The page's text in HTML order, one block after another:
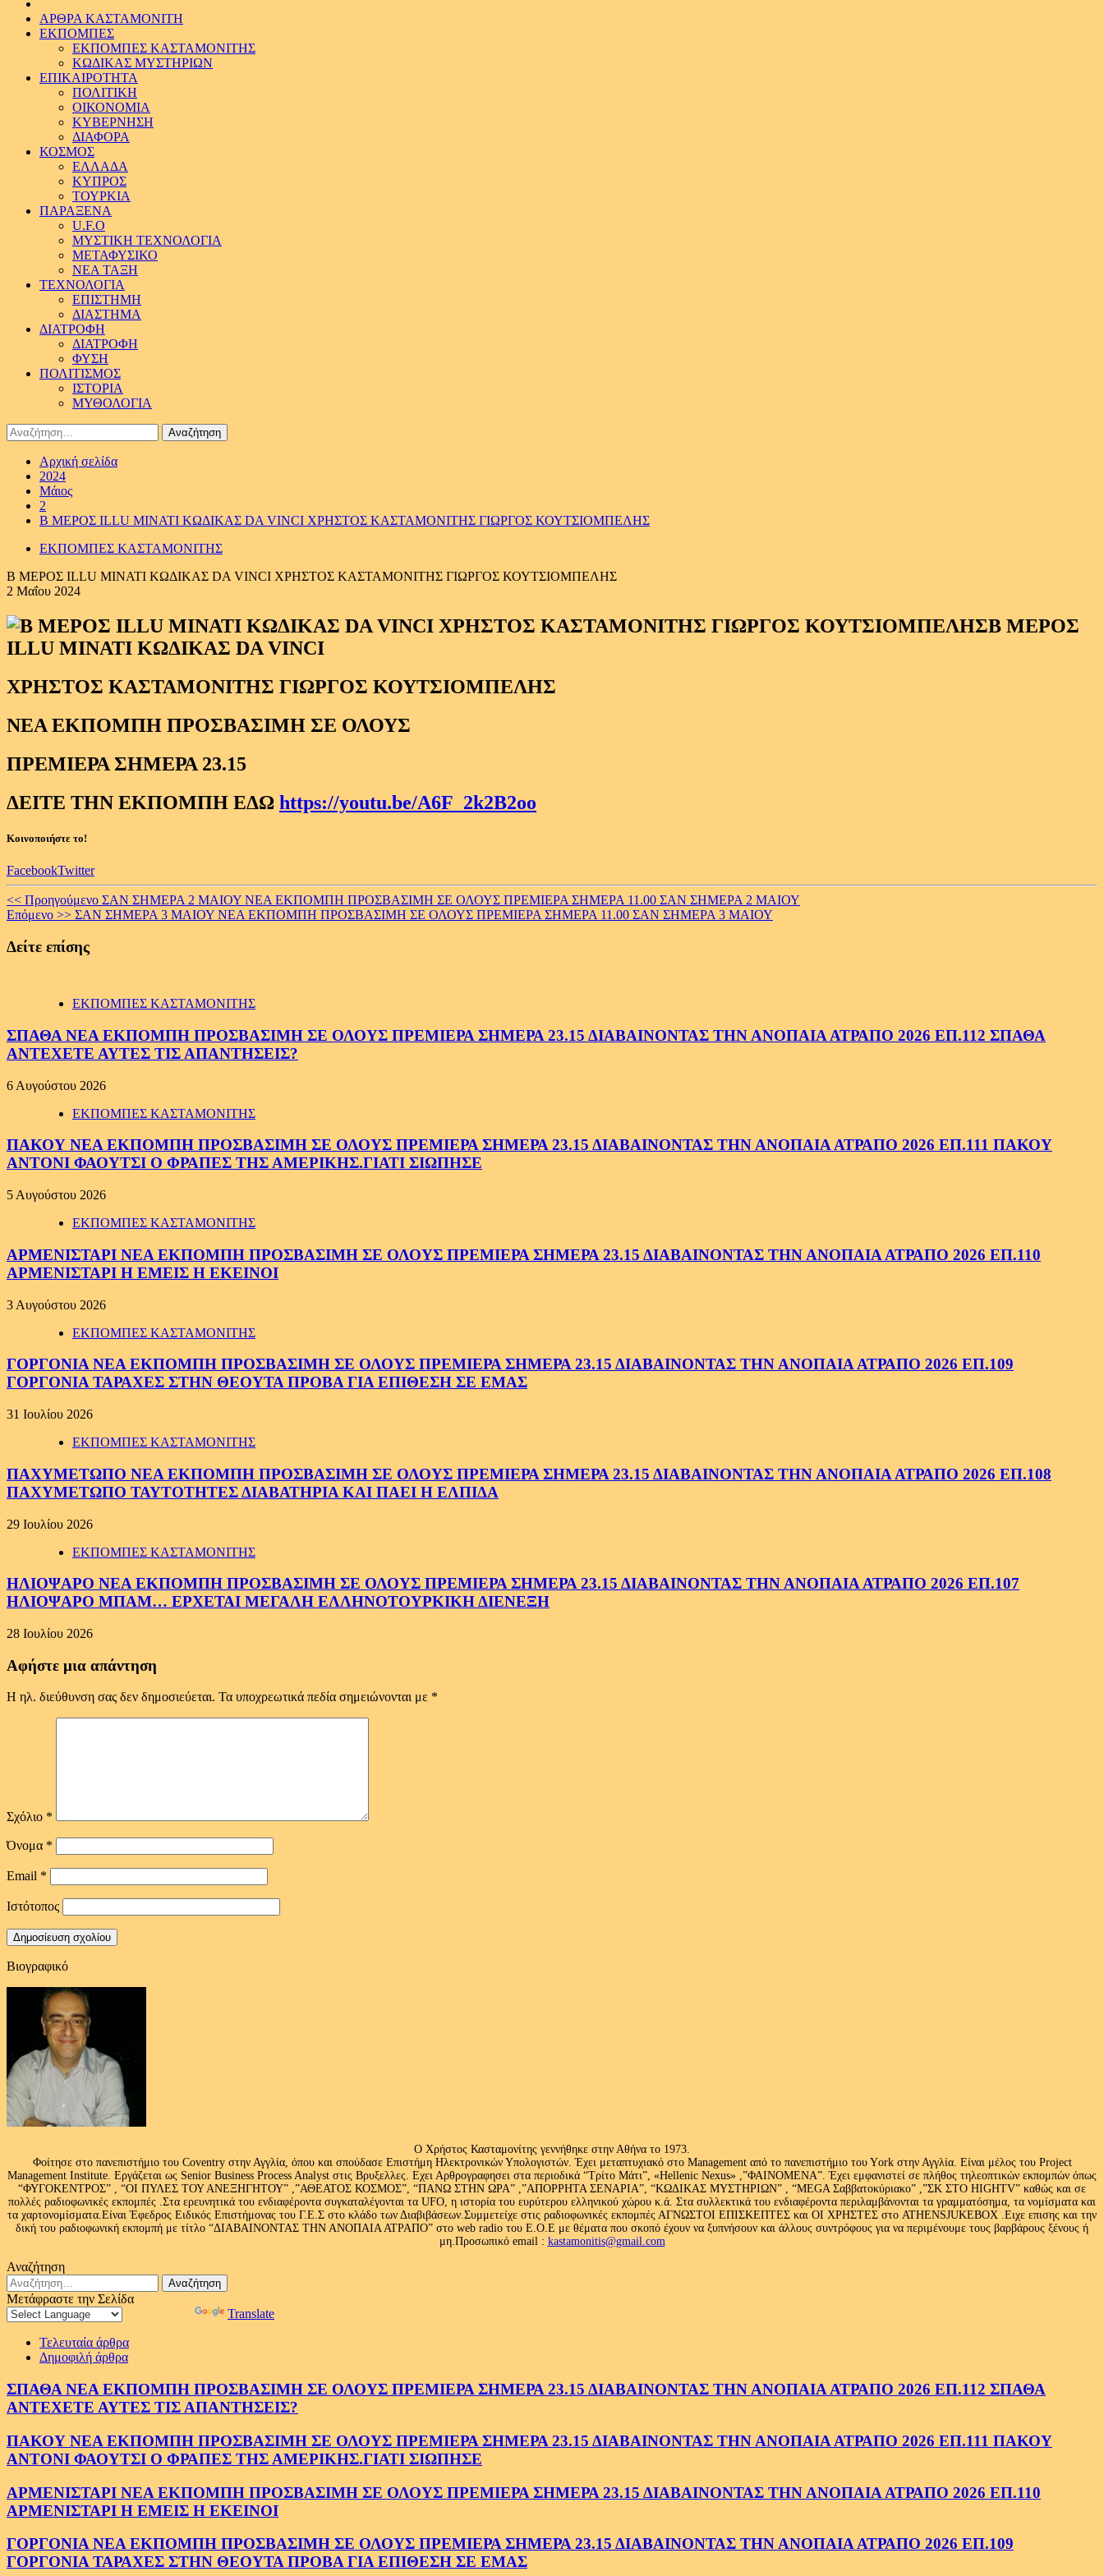
ΑΡΘΡΑ ΚΑΣΤΑΜΟΝΙΤΗ
ΕΚΠΟΜΠΕΣ
ΕΚΠΟΜΠΕΣ ΚΑΣΤΑΜΟΝΙΤΗΣ
ΚΩΔΙΚΑΣ ΜΥΣΤΗΡΙΩΝ
ΕΠΙΚΑΙΡΟΤΗΤΑ
ΠΟΛΙΤΙΚΗ
ΟΙΚΟΝΟΜΙΑ
ΚΥΒΕΡΝΗΣΗ
ΔΙΑΦΟΡΑ
ΚΟΣΜΟΣ
ΕΛΛΑΔΑ
ΚΥΠΡΟΣ
ΤΟΥΡΚΙΑ
ΠΑΡΑΞΕΝΑ
U.F.O
ΜΥΣΤΙΚΗ ΤΕΧΝΟΛΟΓΙΑ
ΜΕΤΑΦΥΣΙΚΟ
ΝΕΑ ΤΑΞΗ
ΤΕΧΝΟΛΟΓΙΑ
ΕΠΙΣΤΗΜΗ
ΔΙΑΣΤΗΜΑ
ΔΙΑΤΡΟΦΗ
ΔΙΑΤΡΟΦΗ
ΦΥΣΗ
ΠΟΛΙΤΙΣΜΟΣ
ΙΣΤΟΡΙΑ
ΜΥΘΟΛΟΓΙΑ
Αναζήτηση
για:
Αρχική σελίδα
2024
Μάιος
2
B ΜΕΡΟΣ ILLU MINATI KΩΔΙΚΑΣ DA VINCI ΧΡΗΣΤΟΣ ΚΑΣΤΑΜΟΝΙΤΗΣ ΓΙΩΡΓΟΣ ΚΟΥΤΣΙΟΜΠΕΛΗΣ
ΕΚΠΟΜΠΕΣ ΚΑΣΤΑΜΟΝΙΤΗΣ
B ΜΕΡΟΣ ILLU MINATI KΩΔΙΚΑΣ DA VINCI ΧΡΗΣΤΟΣ ΚΑΣΤΑΜΟΝΙΤΗΣ ΓΙΩΡΓΟΣ ΚΟΥΤΣΙΟΜΠΕΛΗΣ
2 Μαΐου 2024
Β ΜΕΡΟΣ
ILLU MINATI KΩΔΙΚΑΣ DA VINCI
ΧΡΗΣΤΟΣ ΚΑΣΤΑΜΟΝΙΤΗΣ ΓΙΩΡΓΟΣ ΚΟΥΤΣΙΟΜΠΕΛΗΣ
ΝΕΑ ΕΚΠΟΜΠΗ ΠΡΟΣΒΑΣΙΜΗ ΣΕ ΟΛΟΥΣ
ΠΡΕΜΙΕΡΑ ΣΗΜΕΡΑ 23.15
ΔΕΙΤΕ ΤΗΝ ΕΚΠΟΜΠΗ ΕΔΩ https://youtu.be/A6F_2k2B2oo
Κοινοποιήστε το!
FacebookTwitter
Continue
Reading
<< Προηγούμενο ΣΑΝ ΣΗΜΕΡΑ 2 ΜΑΙΟΥ ΝΕΑ ΕΚΠΟΜΠΗ ΠΡΟΣΒΑΣΙΜΗ ΣΕ ΟΛΟΥΣ ΠΡΕΜΙΕΡΑ ΣΗΜΕΡΑ 11.00 ΣΑΝ ΣΗΜΕΡΑ 2 ΜΑΙΟΥ
Επόμενο >> ΣΑΝ ΣΗΜΕΡΑ 3 ΜΑΙΟΥ ΝΕΑ ΕΚΠΟΜΠΗ ΠΡΟΣΒΑΣΙΜΗ ΣΕ ΟΛΟΥΣ ΠΡΕΜΙΕΡΑ ΣΗΜΕΡΑ 11.00 ΣΑΝ ΣΗΜΕΡΑ 3 ΜΑΙΟΥ
Δείτε επίσης
ΕΚΠΟΜΠΕΣ ΚΑΣΤΑΜΟΝΙΤΗΣ
ΣΠΑΘΑ ΝΕΑ ΕΚΠΟΜΠΗ ΠΡΟΣΒΑΣΙΜΗ ΣΕ ΟΛΟΥΣ ΠΡΕΜΙΕΡΑ ΣΗΜΕΡΑ 23.15 ΔΙΑΒΑΙΝΟΝΤΑΣ ΤΗΝ ΑΝΟΠΑΙΑ ΑΤΡΑΠΟ 2026 ΕΠ.112 ΣΠΑΘΑ
ΑΝΤΕΧΕΤΕ ΑΥΤΕΣ ΤΙΣ ΑΠΑΝΤΗΣΕΙΣ?
6 Αυγούστου 2026
ΕΚΠΟΜΠΕΣ ΚΑΣΤΑΜΟΝΙΤΗΣ
ΠΑΚΟΥ ΝΕΑ ΕΚΠΟΜΠΗ ΠΡΟΣΒΑΣΙΜΗ ΣΕ ΟΛΟΥΣ ΠΡΕΜΙΕΡΑ ΣΗΜΕΡΑ 23.15 ΔΙΑΒΑΙΝΟΝΤΑΣ ΤΗΝ ΑΝΟΠΑΙΑ ΑΤΡΑΠΟ 2026 ΕΠ.111 ΠΑΚΟΥ
ΑΝΤΟΝΙ ΦΑΟΥΤΣΙ Ο ΦΡΑΠΕΣ ΤΗΣ ΑΜΕΡΙΚΗΣ.ΓΙΑΤΙ ΣΙΩΠΗΣΕ
5 Αυγούστου 2026
ΕΚΠΟΜΠΕΣ ΚΑΣΤΑΜΟΝΙΤΗΣ
ΑΡΜΕΝΙΣΤΑΡΙ ΝΕΑ ΕΚΠΟΜΠΗ ΠΡΟΣΒΑΣΙΜΗ ΣΕ ΟΛΟΥΣ ΠΡΕΜΙΕΡΑ ΣΗΜΕΡΑ 23.15 ΔΙΑΒΑΙΝΟΝΤΑΣ ΤΗΝ ΑΝΟΠΑΙΑ ΑΤΡΑΠΟ 2026 ΕΠ.110
ΑΡΜΕΝΙΣΤΑΡΙ Η ΕΜΕΙΣ Η ΕΚΕΙΝΟΙ
3 Αυγούστου 2026
ΕΚΠΟΜΠΕΣ ΚΑΣΤΑΜΟΝΙΤΗΣ
ΓΟΡΓΟΝΙΑ ΝΕΑ ΕΚΠΟΜΠΗ ΠΡΟΣΒΑΣΙΜΗ ΣΕ ΟΛΟΥΣ ΠΡΕΜΙΕΡΑ ΣΗΜΕΡΑ 23.15 ΔΙΑΒΑΙΝΟΝΤΑΣ ΤΗΝ ΑΝΟΠΑΙΑ ΑΤΡΑΠΟ 2026 ΕΠ.109
ΓΟΡΓΟΝΙΑ ΤΑΡΑΧΕΣ ΣΤΗΝ ΘΕΟΥΤΑ ΠΡΟΒΑ ΓΙΑ ΕΠΙΘΕΣΗ ΣΕ ΕΜΑΣ
31 Ιουλίου 2026
ΕΚΠΟΜΠΕΣ ΚΑΣΤΑΜΟΝΙΤΗΣ
ΠΑΧΥΜΕΤΩΠΟ ΝΕΑ ΕΚΠΟΜΠΗ ΠΡΟΣΒΑΣΙΜΗ ΣΕ ΟΛΟΥΣ ΠΡΕΜΙΕΡΑ ΣΗΜΕΡΑ 23.15 ΔΙΑΒΑΙΝΟΝΤΑΣ ΤΗΝ ΑΝΟΠΑΙΑ ΑΤΡΑΠΟ 2026 ΕΠ.108
ΠΑΧΥΜΕΤΩΠΟ ΤΑΥΤΟΤΗΤΕΣ ΔΙΑΒΑΤΗΡΙΑ ΚΑΙ ΠΑΕΙ Η ΕΛΠΙΔΑ
29 Ιουλίου 2026
ΕΚΠΟΜΠΕΣ ΚΑΣΤΑΜΟΝΙΤΗΣ
ΗΛΙΟΨΑΡΟ ΝΕΑ ΕΚΠΟΜΠΗ ΠΡΟΣΒΑΣΙΜΗ ΣΕ ΟΛΟΥΣ ΠΡΕΜΙΕΡΑ ΣΗΜΕΡΑ 23.15 ΔΙΑΒΑΙΝΟΝΤΑΣ ΤΗΝ ΑΝΟΠΑΙΑ ΑΤΡΑΠΟ 2026 ΕΠ.107
ΗΛΙΟΨΑΡΟ ΜΠΑΜ… ΕΡΧΕΤΑΙ ΜΕΓΑΛΗ ΕΛΛΗΝΟΤΟΥΡΚΙΚΗ ΔΙΕΝΕΞΗ
28 Ιουλίου 2026
Αφήστε μια απάντηση
Η ηλ. διεύθυνση σας δεν δημοσιεύεται. Τα υποχρεωτικά πεδία σημειώνονται με *
Σχόλιο *
Όνομα *
Email *
Ιστότοπος
Βιογραφικό
Ο Χρήστος Κασταμονίτης γεννήθηκε στην Αθήνα το 1973.
Φοίτησε στο πανεπιστήμιο του Coventry στην Αγγλία, όπου και σπούδασε Επιστήμη Ηλεκτρονικών Υπολογιστών. Έχει μεταπτυχιακό στο Management από το πανεπιστήμιο του Υork στην Αγγλία. Είναι μέλος του Project
Management Institute. Εργάζεται ως Senior Business Process Analyst στις Βρυξελλες. Εχει Αρθρογραφησει στα περιοδικά “Τρίτο Μάτι”, «Hellenic Nexus» ,”ΦΑΙΝΟΜΕΝΑ”. Έχει εμφανιστεί σε πλήθος τηλεοπτικών εκπομπών όπως
“ΦΥΓΟΚΕΝΤΡΟΣ” , “ΟΙ ΠΥΛΕΣ ΤΟΥ ΑΝΕΞΗΓΗΤΟΥ” ,”ΑΘΕΑΤΟΣ ΚΟΣΜΟΣ”, “ΠΑΝΩ ΣΤΗΝ ΩΡΑ” ,”ΑΠΟΡΡΗΤΑ ΣΕΝΑΡΙΑ”, “ΚΩΔΙΚΑΣ ΜΥΣΤΗΡΙΩΝ” , “MEGA Σαββατοκύριακο” ,”ΣΚ ΣΤΟ HIGHTV” καθώς και σε
πολλές ραδιοφωνικές εκπομπές .Στα ερευνητικά του ενδιαφέροντα συγκαταλέγονται τα UFO, η ιστορία του ευρύτερου ελληνικού χώρου κ.ά. Στα συλλεκτικά του ενδιαφέροντα περιλαμβάνονται τα γραμματόσημα, τα νομίσματα και
τα χαρτονομίσματα.Είναι Έφεδρος Ειδικός Επιστήμονας του Γ.Ε.Σ στο κλάδο των Διαβιβάσεων.Συμμετείχε στις ραδιοφωνικές εκπομπές ΑΓΝΩΣΤΟΙ ΕΠΙΣΚΕΠΤΕΣ και ΟΙ ΧΡΗΣΤΕΣ στο ATHENSJUKEBOX .Ειχε επισης και την
δική του ραδιοφωνική εκπομπή με τίτλο “ΔΙΑΒΑΙΝΟΝΤΑΣ ΤΗΝ ΑΝΟΠΑΙΑ ΑΤΡΑΠΟ” στο web radio του Ε.Ο.Ε με θέματα που σκοπό έχουν να ξυπνήσουν και άλλους συντρόφους για να περιμένουμε τους βαρβάρους ξένους ή
μη.Προσωπικό email : kastamonitis@gmail.com
Αναζήτηση
Αναζήτηση
για:
Μετάφραστε την Σελίδα
Translate
Τελευταία άρθρα
Δημοφιλή άρθρα
ΣΠΑΘΑ ΝΕΑ ΕΚΠΟΜΠΗ ΠΡΟΣΒΑΣΙΜΗ ΣΕ ΟΛΟΥΣ ΠΡΕΜΙΕΡΑ ΣΗΜΕΡΑ 23.15 ΔΙΑΒΑΙΝΟΝΤΑΣ ΤΗΝ ΑΝΟΠΑΙΑ ΑΤΡΑΠΟ 2026 ΕΠ.112 ΣΠΑΘΑ
ΑΝΤΕΧΕΤΕ ΑΥΤΕΣ ΤΙΣ ΑΠΑΝΤΗΣΕΙΣ?
ΠΑΚΟΥ ΝΕΑ ΕΚΠΟΜΠΗ ΠΡΟΣΒΑΣΙΜΗ ΣΕ ΟΛΟΥΣ ΠΡΕΜΙΕΡΑ ΣΗΜΕΡΑ 23.15 ΔΙΑΒΑΙΝΟΝΤΑΣ ΤΗΝ ΑΝΟΠΑΙΑ ΑΤΡΑΠΟ 2026 ΕΠ.111 ΠΑΚΟΥ
ΑΝΤΟΝΙ ΦΑΟΥΤΣΙ Ο ΦΡΑΠΕΣ ΤΗΣ ΑΜΕΡΙΚΗΣ.ΓΙΑΤΙ ΣΙΩΠΗΣΕ
ΑΡΜΕΝΙΣΤΑΡΙ ΝΕΑ ΕΚΠΟΜΠΗ ΠΡΟΣΒΑΣΙΜΗ ΣΕ ΟΛΟΥΣ ΠΡΕΜΙΕΡΑ ΣΗΜΕΡΑ 23.15 ΔΙΑΒΑΙΝΟΝΤΑΣ ΤΗΝ ΑΝΟΠΑΙΑ ΑΤΡΑΠΟ 2026 ΕΠ.110
ΑΡΜΕΝΙΣΤΑΡΙ Η ΕΜΕΙΣ Η ΕΚΕΙΝΟΙ
ΓΟΡΓΟΝΙΑ ΝΕΑ ΕΚΠΟΜΠΗ ΠΡΟΣΒΑΣΙΜΗ ΣΕ ΟΛΟΥΣ ΠΡΕΜΙΕΡΑ ΣΗΜΕΡΑ 23.15 ΔΙΑΒΑΙΝΟΝΤΑΣ ΤΗΝ ΑΝΟΠΑΙΑ ΑΤΡΑΠΟ 2026 ΕΠ.109
ΓΟΡΓΟΝΙΑ ΤΑΡΑΧΕΣ ΣΤΗΝ ΘΕΟΥΤΑ ΠΡΟΒΑ ΓΙΑ ΕΠΙΘΕΣΗ ΣΕ ΕΜΑΣ